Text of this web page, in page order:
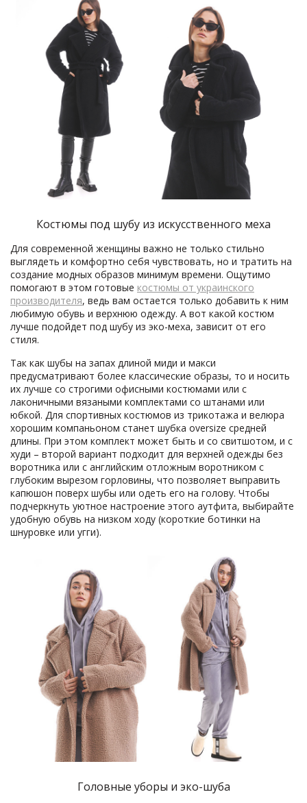
Костюмы под шубу из искусственного меха
Для современной женщины важно не только стильно
выглядеть и комфортно себя чувствовать, но и тратить на
создание модных образов минимум времени. Ощутимо
помогают в этом готовые костюмы от украинского
производителя, ведь вам остается только добавить к ним
любимую обувь и верхнюю одежду. А вот какой костюм
лучше подойдет под шубу из эко-меха, зависит от его
стиля.
Так как шубы на запах длиной миди и макси
предусматривают более классические образы, то и носить
их лучше со строгими офисными костюмами или с
лаконичными вязаными комплектами со штанами или
юбкой. Для спортивных костюмов из трикотажа и велюра
хорошим компаньоном станет шубка oversize средней
длины. При этом комплект может быть и со свитшотом, и с
худи – второй вариант подходит для верхней одежды без
воротника или с английским отложным воротником с
глубоким вырезом горловины, что позволяет выправить
капюшон поверх шубы или одеть его на голову. Чтобы
подчеркнуть уютное настроение этого аутфита, выбирайте
удобную обувь на низком ходу (короткие ботинки на
шнуровке или угги).
Головные уборы и эко-шуба